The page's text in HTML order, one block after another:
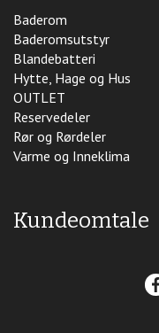
Baderom
Baderomsutstyr
Blandebatteri
Hytte, Hage og Hus
OUTLET
Reservedeler
Rør og Rørdeler
Varme og Inneklima
Kundeomtale